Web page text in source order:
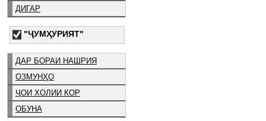
ДИГАР
"ҶУМҲУРИЯТ"
ДАР БОРАИ НАШРИЯ
ОЗМУНҲО
ҶОИ ХОЛИИ КОР
ОБУНА